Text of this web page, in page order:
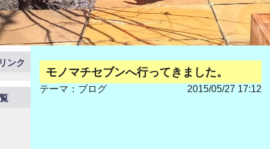
モノマチセブンへ行ってきました。
テーマ： ブログ 2015/05/27 17:12
ンク